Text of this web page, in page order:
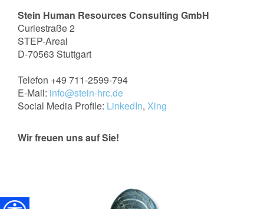
Stein Human Resources Consulting GmbH
Curiestraße 2
STEP-Areal
D-70563 Stuttgart
Telefon +49 711-2599-794
E-Mail: info@stein-hrc.de
Social Media Profile: LinkedIn, Xing
Wir freuen uns auf Sie!